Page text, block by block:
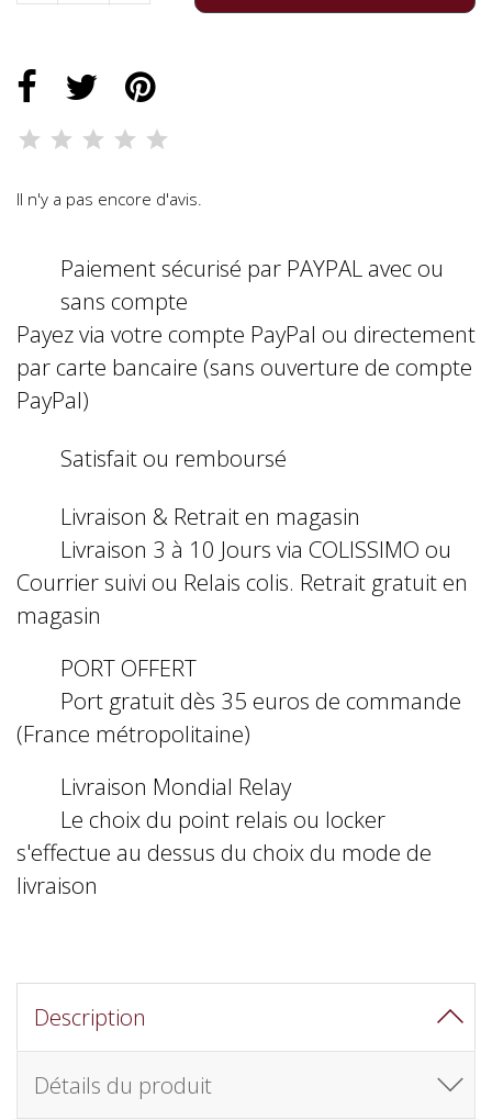
Il n'y a pas encore d'avis.
Paiement sécurisé par PAYPAL avec ou
sans compte
Payez via votre compte PayPal ou directement
par carte bancaire (sans ouverture de compte
PayPal)
Satisfait ou remboursé
Livraison & Retrait en magasin
Livraison 3 à 10 Jours via COLISSIMO ou
Courrier suivi ou Relais colis. Retrait gratuit en
magasin
PORT OFFERT
Port gratuit dès 35 euros de commande
(France métropolitaine)
Livraison Mondial Relay
Le choix du point relais ou locker
s'effectue au dessus du choix du mode de
livraison
Description
Détails du produit